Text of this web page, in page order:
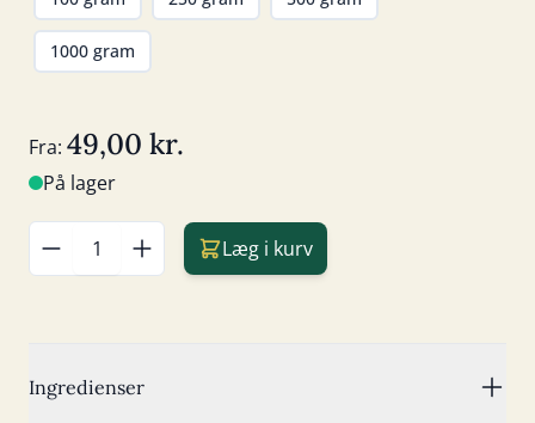
1000 gram
Fra: 49,00 kr.
På lager
Læg i kurv
Ingredienser